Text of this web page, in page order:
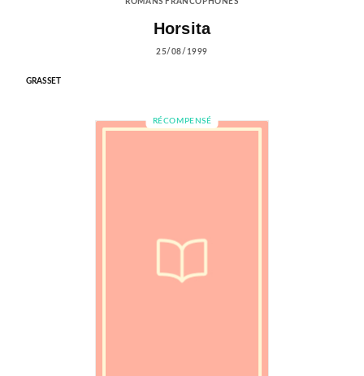
Horsita
25/08/1999
GRASSET
RÉCOMPENSÉ